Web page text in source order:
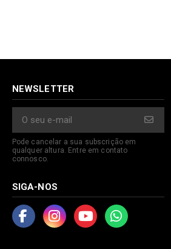
NEWSLETTER
Pode cancelar a sua subscrição em
qualquer altura. Entre em contato
connosco.
SIGA-NOS